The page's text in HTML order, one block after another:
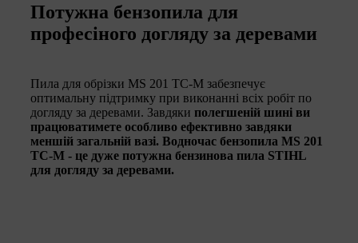
Потужна бензопила для
професіного догляду за деревами
Пила для обрізки MS 201 TC-M забезпечує
оптимальну підтримку при виконанні всіх робіт по
догляду за деревами. Завдяки полегшеній шині ви
працюватимете особливо ефективно завдяки
меншій загальній вазі. Водночас бензопила MS 201
TC-M - це дуже потужна бензинова пила STIHL
для догляду за деревами.